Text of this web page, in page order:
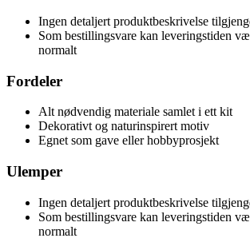
Ingen detaljert produktbeskrivelse
Som bestillingsvare kan leveringstiden
normalt
Fordeler
Alt nødvendig materiale samlet i ett kit
Dekorativt og naturinspirert motiv
Egnet som gave eller hobbyprosjekt
Ulemper
Ingen detaljert produktbeskrivelse
Som bestillingsvare kan leveringstiden
normalt